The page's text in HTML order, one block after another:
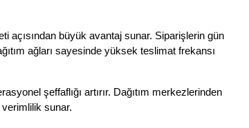
açısından büyük avantaj sunar. Siparişlerin gün
ağları sayesinde yüksek teslimat frekansı
şeffaflığı artırır. Dağıtım merkezlerinden
sunar.